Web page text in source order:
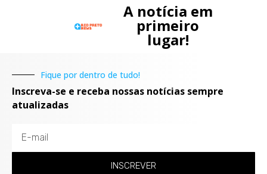
A notícia em
primeiro
lugar!
Fique por dentro de tudo!
Inscreva-se e receba nossas notícias sempre
atualizadas
INSCREVER